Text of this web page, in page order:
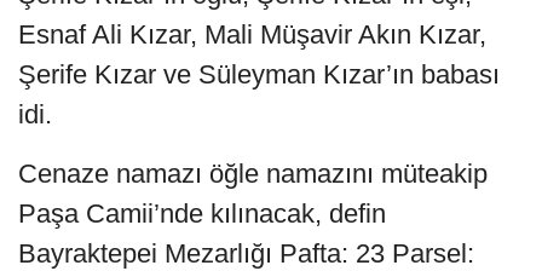
Esnaf Ali Kızar, Mali Müşavir Akın Kızar,
Şerife Kızar ve Süleyman Kızar’ın babası
idi.
Cenaze namazı öğle namazını müteakip
Paşa Camii’nde kılınacak, defin
Bayraktepei Mezarlığı Pafta: 23 Parsel: